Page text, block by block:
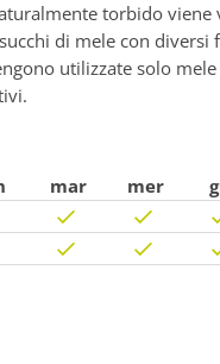
torbido
di mele con
utilizzate solo
mar mer